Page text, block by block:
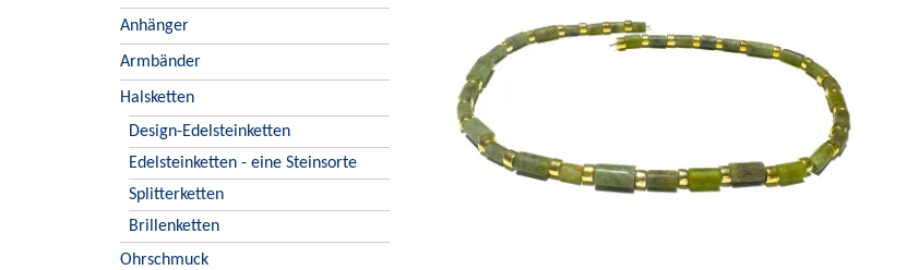
Anhänger
Armbänder
Halsketten
Design-Edelsteinketten
Edelsteinketten - eine Steinsorte
Splitterketten
Brillenketten
Ohrschmuck